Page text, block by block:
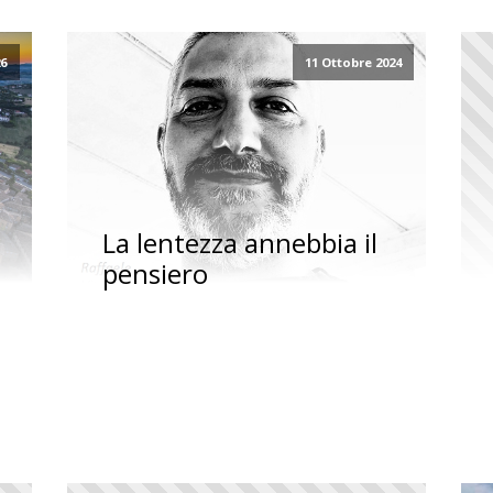
11 Ottobre 2024
La lentezza annebbia il
pensiero